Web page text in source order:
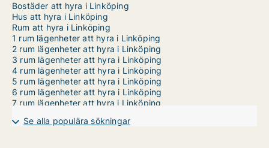
Bostäder att hyra i Linköping
Hus att hyra i Linköping
Rum att hyra i Linköping
1 rum lägenheter att hyra i Linköping
2 rum lägenheter att hyra i Linköping
3 rum lägenheter att hyra i Linköping
4 rum lägenheter att hyra i Linköping
5 rum lägenheter att hyra i Linköping
6 rum lägenheter att hyra i Linköping
7 rum lägenheter att hyra i Linköping
Se alla populära sökningar